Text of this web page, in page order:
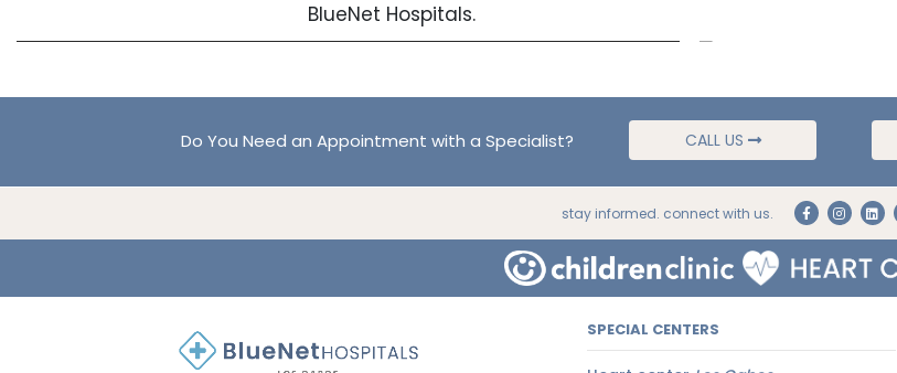
BlueNet Hospitals.
Do You Need an Appointment with a Specialist? CALL US
stay informed. connect with us.
SPECIAL CENTERS